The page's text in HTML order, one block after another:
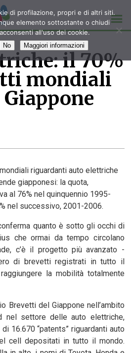
il 70%
mondiali
riguardanti auto elettriche
giapponesi: la quota,
al 76% nel quinquennio 1995-
nel successivo, 2001-2006.
quanto è sotto gli occhi di
che ormai da tempo circolano
c’è il progetto più avanzato -
di brevetti registrati in tutto il
la mobilità totalmente
Brevetti del Giappone nell’ambito
nel settore delle auto elettriche,
16.670 “patents” riguardanti auto
cell depositati in tutto il mondo.
di profilazione, propri e di altri siti.
elemento sottostante o chiudi
all'uso dei cookie.
No Maggiori informazioni